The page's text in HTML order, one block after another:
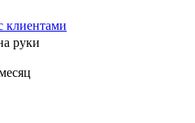
клиентами
руки